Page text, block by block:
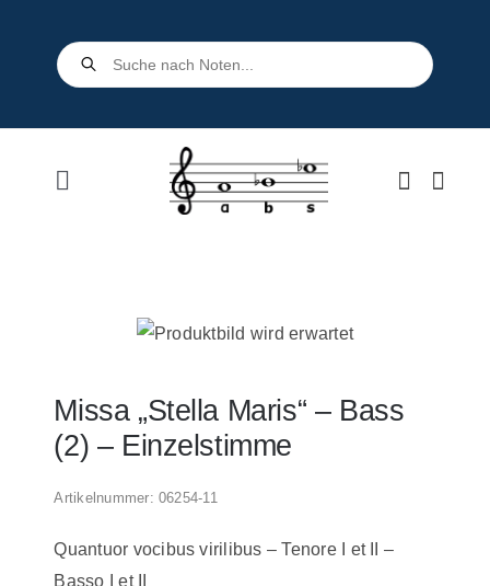
Products
search
Toggle
Kontakt
Missa „Stella Maris“ – Bass
(2) – Einzelstimme
Artikelnummer: 06254-11
Quantuor vocibus virilibus – Tenore I et II –
Basso I et II